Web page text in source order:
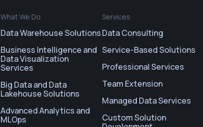
What We Do
Data Warehouse Solutions
Business Intelligence and
Data Visualization
Services
Big Data and Data
Lakehouse Solutions
Advanced Analytics and
MLOps
Services
Data Consulting
Service-Based Solutions
Professional Services
Team Extension
Managed Data Services
Custom Solution